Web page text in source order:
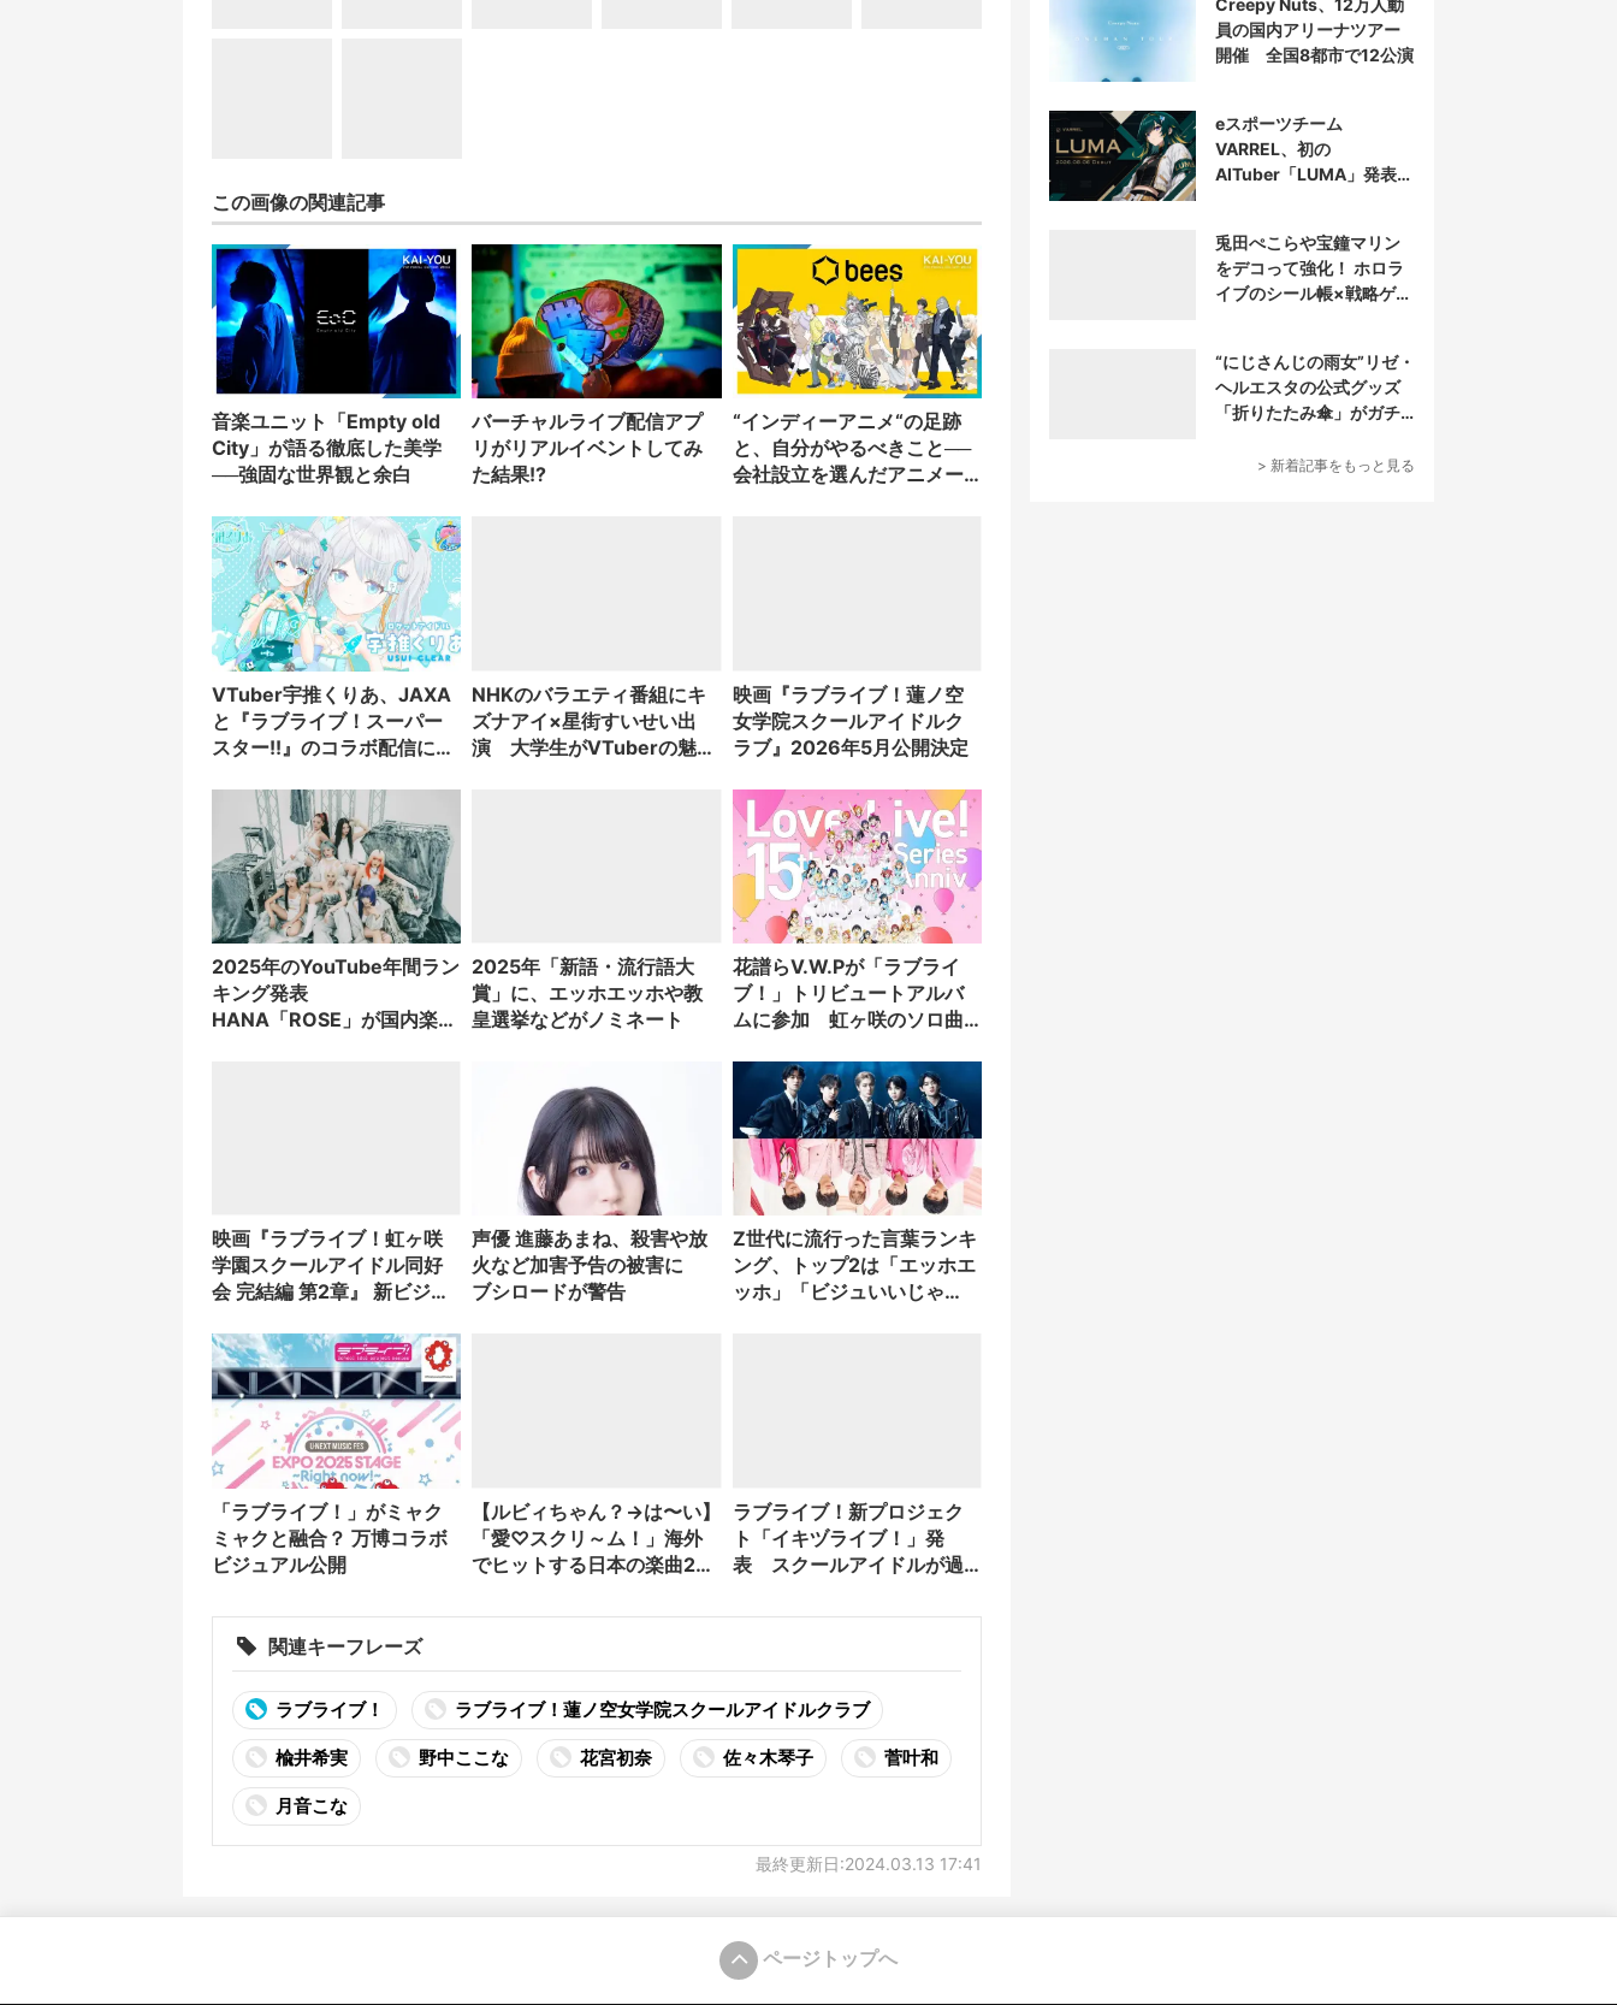
この画像の関連記事
音楽ユニット「Empty old
City」が語る徹底した美学
──強固な世界観と余白
バーチャルライブ配信アプ
リがリアルイベントしてみ
た結果!?
“インディーアニメ“の足跡
と、自分がやるべきこと──
会社設立を選んだアニメー
VTuber宇推くりあ、JAXA
と『ラブライブ！スーパー
スター!!』のコラボ配信に出
NHKのバラエティ番組にキ
ズナアイ×星街すいせい出
演 大学生がVTuberの魅力
映画『ラブライブ！蓮ノ空
女学院スクールアイドルク
ラブ』2026年5月公開決定
2025年のYouTube年間ラン
キング発表
HANA「ROSE」が国内楽曲
2025年「新語・流行語大
賞」に、エッホエッホや教
皇選挙などがノミネート
花譜らV.W.Pが「ラブライ
ブ！」トリビュートアルバ
ムに参加 虹ヶ咲のソロ曲
映画『ラブライブ！虹ヶ咲
学園スクールアイドル同好
会 完結編 第2章』 新ビジュ
声優 進藤あまね、殺害や放
火など加害予告の被害に
ブシロードが警告
Z世代に流行った言葉ランキ
ング、トップ2は「エッホエ
ッホ」「ビジュいいじゃ
「ラブライブ！」がミャク
ミャクと融合？ 万博コラボ
ビジュアル公開
【ルビィちゃん？→は〜い】
「愛♡スクリ～ム！」海外
でヒットする日本の楽曲2位
ラブライブ！新プロジェク
ト「イキヅライブ！」発
表 スクールアイドルが過
関連キーフレーズ
ラブライブ！ ラブライブ！蓮ノ空女学院スクールアイドルクラブ
楡井希実 野中ここな 花宮初奈 佐々木琴子 菅叶和
月音こな
最終更新日:2024.03.13 17:41
Creepy Nuts、12万人動
員の国内アリーナツアー
開催 全国8都市で12公演
eスポーツチーム
VARREL、初の
AITuber「LUMA」発表
兎田ぺこらや宝鐘マリン
をデコって強化！ ホロラ
イブのシール帳×戦略ゲー
“にじさんじの雨女”リゼ・
ヘルエスタの公式グッズ
「折りたたみ傘」がガチ
> 新着記事をもっと見る
ページトップへ